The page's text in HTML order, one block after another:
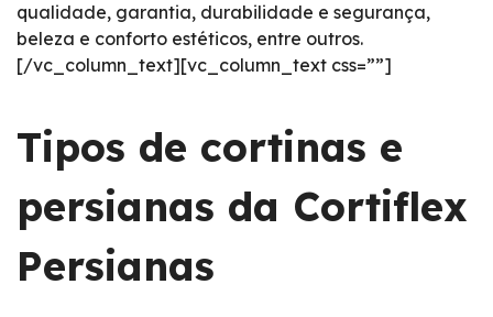
qualidade, garantia, durabilidade e segurança,
beleza e conforto estéticos, entre outros.
[/vc_column_text][vc_column_text css=””]
Tipos de cortinas e
persianas da Cortiflex
Persianas